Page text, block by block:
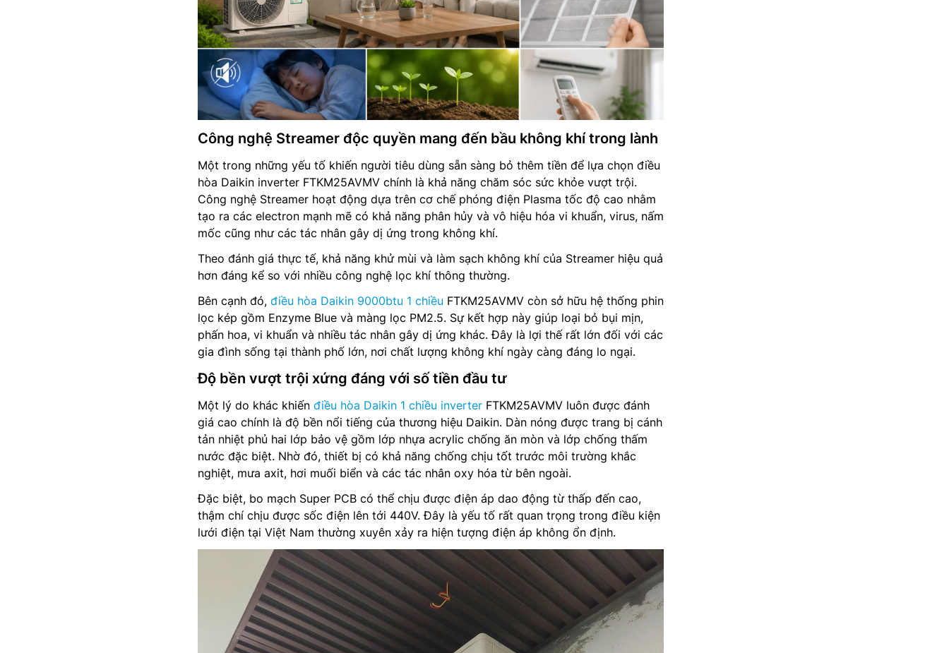
Công nghệ Streamer độc quyền mang đến bầu không khí trong lành
Một trong những yếu tố khiến người tiêu dùng sẵn sàng bỏ thêm tiền để lựa chọn điều
hòa Daikin inverter FTKM25AVMV chính là khả năng chăm sóc sức khỏe vượt trội.
Công nghệ Streamer hoạt động dựa trên cơ chế phóng điện Plasma tốc độ cao nhằm
tạo ra các electron mạnh mẽ có khả năng phân hủy và vô hiệu hóa vi khuẩn, virus, nấm
mốc cũng như các tác nhân gây dị ứng trong không khí.
Theo đánh giá thực tế, khả năng khử mùi và làm sạch không khí của Streamer hiệu quả
hơn đáng kể so với nhiều công nghệ lọc khí thông thường.
Bên cạnh đó, điều hòa Daikin 9000btu 1 chiều FTKM25AVMV còn sở hữu hệ thống phin
lọc kép gồm Enzyme Blue và màng lọc PM2.5. Sự kết hợp này giúp loại bỏ bụi mịn,
phấn hoa, vi khuẩn và nhiều tác nhân gây dị ứng khác. Đây là lợi thế rất lớn đối với các
gia đình sống tại thành phố lớn, nơi chất lượng không khí ngày càng đáng lo ngại.
Độ bền vượt trội xứng đáng với số tiền đầu tư
Một lý do khác khiến điều hòa Daikin 1 chiều inverter FTKM25AVMV luôn được đánh
giá cao chính là độ bền nổi tiếng của thương hiệu Daikin. Dàn nóng được trang bị cánh
tản nhiệt phủ hai lớp bảo vệ gồm lớp nhựa acrylic chống ăn mòn và lớp chống thấm
nước đặc biệt. Nhờ đó, thiết bị có khả năng chống chịu tốt trước môi trường khắc
nghiệt, mưa axit, hơi muối biển và các tác nhân oxy hóa từ bên ngoài.
Đặc biệt, bo mạch Super PCB có thể chịu được điện áp dao động từ thấp đến cao,
thậm chí chịu được sốc điện lên tới 440V. Đây là yếu tố rất quan trọng trong điều kiện
lưới điện tại Việt Nam thường xuyên xảy ra hiện tượng điện áp không ổn định.